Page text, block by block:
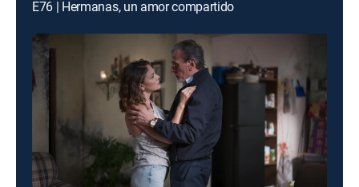
E76 | Hermanas, un amor compartido